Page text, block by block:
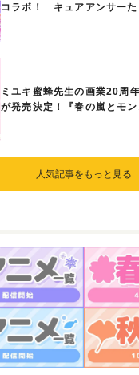
コラボ！ キュアアンサーた
ミユキ蜜蜂先生の画業20周
が発売決定！『春の嵐とモ
人気記事をもっと見る